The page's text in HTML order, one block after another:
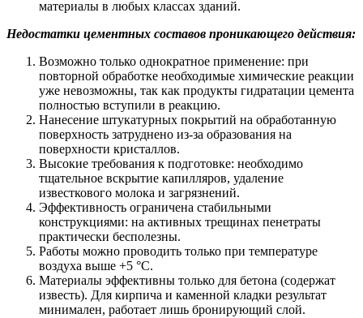
материалы в любых классах зданий.
Недостатки цементных составов проникающего действия:
Возможно только однократное применение: при
повторной обработке необходимые химические реакции
уже невозможны, так как продукты гидратации цемента
полностью вступили в реакцию.
Нанесение штукатурных покрытий на обработанную
поверхность затруднено из-за образования на
поверхности кристаллов.
Высокие требования к подготовке: необходимо
тщательное вскрытие капилляров, удаление
известкового молока и загрязнений.
Эффективность ограничена стабильными
конструкциями: на активных трещинах пенетраты
практически бесполезны.
Работы можно проводить только при температуре
воздуха выше +5 °С.
Материалы эффективны только для бетона (содержат
известь). Для кирпича и каменной кладки результат
минимален, работает лишь бронирующий слой.